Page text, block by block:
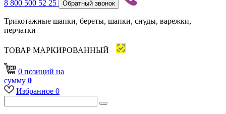
8 800 500 52 25 Обратный звонок
Трикотажные шапки, береты, шапки, снуды, варежки,
перчатки
ТОВАР МАРКИРОВАННЫЙ
0 позиций на
сумму 0
Избранное 0